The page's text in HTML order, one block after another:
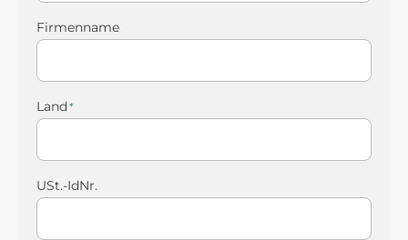
Firmenname
Land
USt.-IdNr.